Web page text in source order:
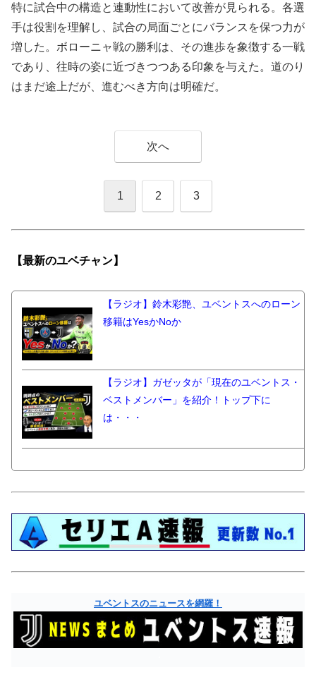
特に試合中の構造と連動性において改善が見られる。各選
手は役割を理解し、試合の局面ごとにバランスを保つ力が
増した。ボローニャ戦の勝利は、その進歩を象徴する一戦
であり、往時の姿に近づきつつある印象を与えた。道のり
はまだ途上だが、進むべき方向は明確だ。
次へ
1 2 3
【最新のユベチャン】
【ラジオ】鈴木彩艶、ユベントスへのローン
移籍はYesかNoか
【ラジオ】ガゼッタが「現在のユベントス・
ベストメンバー」を紹介！トップ下に
は・・・
ユベントスのニュースを網羅！